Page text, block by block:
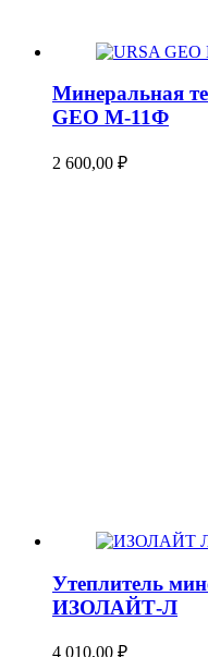
Минеральная
GEO М-11Ф
2 600,00 ₽
Утеплитель
ИЗОЛАЙТ-Л
4 010,00 ₽